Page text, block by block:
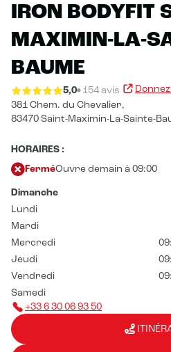
IRON BODYFIT
MAXIMIN-LA-
BAUME
5,0 154 avis
381 Chem. du Chevalier,
83470 Saint-Maximin-La-Sainte-
HORAIRES :
FerméOuvre demain à 09:00
Dimanche
Lundi
Mardi
Mercredi
Jeudi
Vendredi
Samedi
+33 6 30 06 93 50